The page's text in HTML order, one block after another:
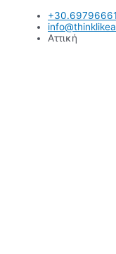
Μετάβαση
περιεχόμενοΑττική